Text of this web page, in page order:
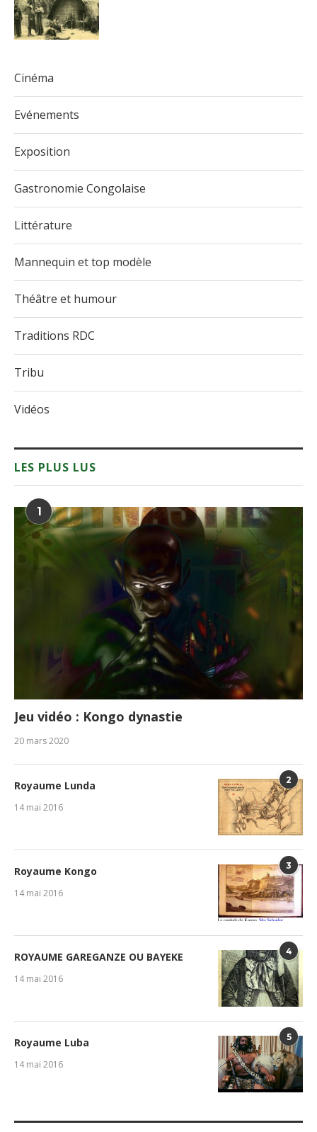
Cinéma
Evénements
Exposition
Gastronomie Congolaise
Littérature
Mannequin et top modèle
Théâtre et humour
Traditions RDC
Tribu
Vidéos
LES PLUS LUS
1
Jeu vidéo : Kongo dynastie
20 mars 2020
2
Royaume Lunda
14 mai 2016
3
Royaume Kongo
14 mai 2016
4
ROYAUME GAREGANZE OU BAYEKE
14 mai 2016
5
Royaume Luba
14 mai 2016